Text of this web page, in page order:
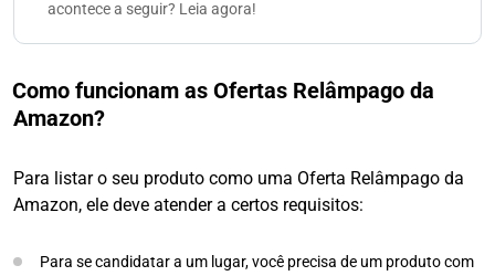
acontece a seguir? Leia agora!
Como funcionam as Ofertas Relâmpago da
Amazon?
Para listar o seu produto como uma Oferta Relâmpago da
Amazon, ele deve atender a certos requisitos:
Para se candidatar a um lugar, você precisa de um produto com